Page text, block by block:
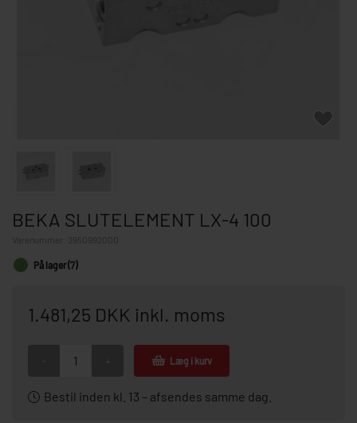
BEKA SLUTELEMENT LX-4 100
3950992000
På lager (7)
1.481,25 DKK inkl. moms
Læg i kurv
Bestil inden kl. 13 – afsendes samme dag.